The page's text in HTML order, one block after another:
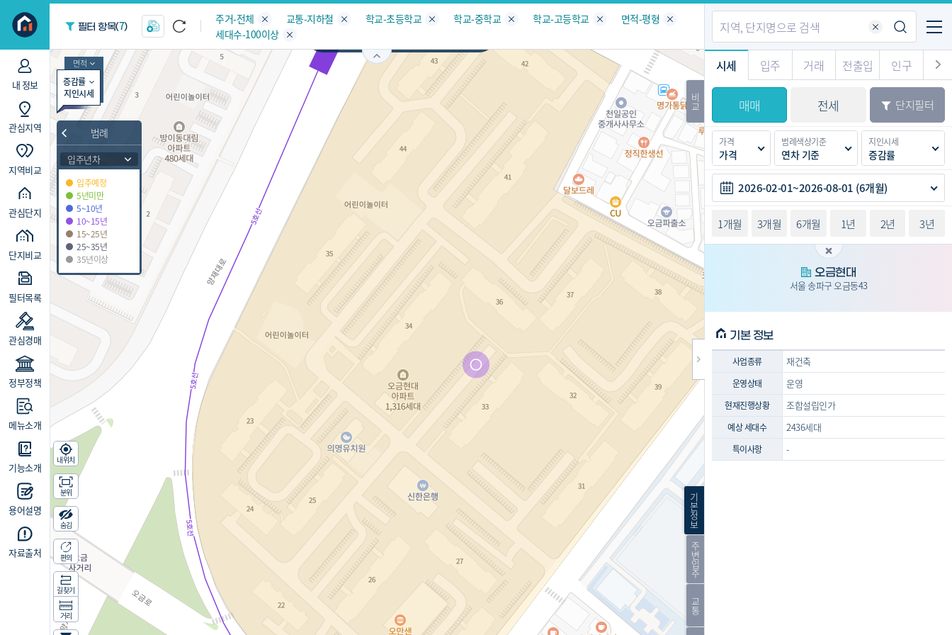
아파트분석
수요/입주 지도 거래 지도 전출입 지도
인구 지도
경제 지도
주거 지도 경매 지도
거래량 미분양 전출입
인구/세대수
중개사
전화번호부
수요/입주
플러스
데이터 목록
교육안내 자유 게시판 질문 게시판
자주하는 질문
업데이트 게시판 지인 추천
블로그 이벤트
메뉴
내 정보
관심지역
지역비교
관심단지
단지비교
필터목록
관심경매
정부정책
메뉴소개
기능소개
용어설명
자료출처
필터 항목(7)
주거-전체 교통-지하철 학교-초등학교 학교-중학교 학교-고등학교
면적-평형
세대수-100이상
범례
입주년차
입주예정
5년미만
5~10년
10~15년
15~25년
25~35년
35년이상
면적
증감률
지인시세
내위치
분위
숨김
편의
길찾기
거리
시세 입주 거래 전출입
인구
비
교
기
본
정
보
주
변
입
주
교
통
매매 전세 단지필터
가격
가격
범례색상기준
연차 기준
지인시세
증감률
2026-02-01~2026-08-01 (6개월)
1개월 3개월 6개월 1년 2년 3년
오금현대
서울 송파구 오금동43
기본 정보
사업종류 재건축
운영상태 운영
현재진행상황 조합설립인가
예상 세대수 2436세대
특이사항 -